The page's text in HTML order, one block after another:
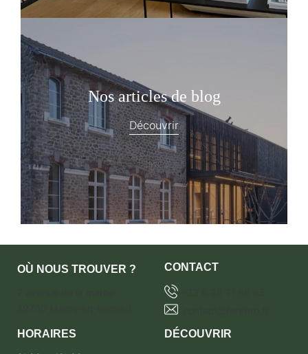
Nos articles de blog
Découvrir
OÙ NOUS TROUVER ?
CONTACT
HORAIRES
DÉCOUVRIR